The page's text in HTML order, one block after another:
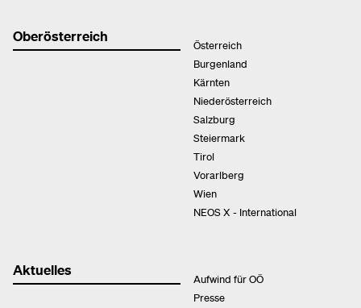
Oberösterreich
Österreich
Burgenland
Kärnten
Niederösterreich
Salzburg
Steiermark
Tirol
Vorarlberg
Wien
NEOS X - International
Aktuelles
Aufwind für OÖ
Presse